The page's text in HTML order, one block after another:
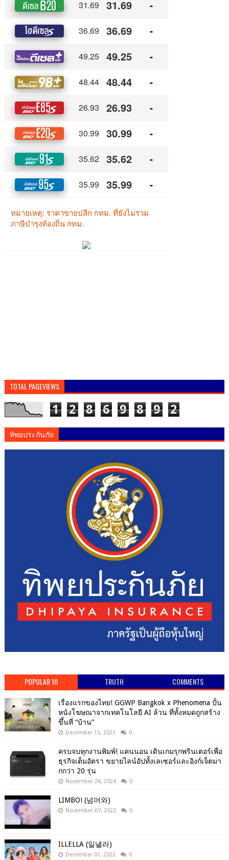
TOTAL PAGEVIEWS
1 2 8 6 9 8 9 2
ทิพยประกันภัย
POPULAR 10 TRUTH COMMENTS
เรื่องแรกของไทย! GGWP Bangkok x Phenomena ปั้น
หนังโฆษณาจากเทคโนโลยี AI ล้วน ที่ทั้งหมดถูกสร้าง
ขึ้นที่ “บ้าน”
December 15, 2023 0
ครบจบทุกงานพิมพ์! แคนนอน เดินเกมรุกพรินเตอร์เพื่อ
ธุรกิจเต็มอัตรา ขยายไลน์อัปทั้งเลเซอร์และอิงก์เจ็ตมา
กกว่า 20 รุ่น
November 26, 2024 0
LIMBO! (넘어와)
November 07, 2022 0
ILLELLA (일낼라)
December 01, 2022 0